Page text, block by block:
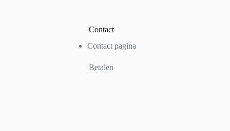
Contact
Contact pagina
Betalen